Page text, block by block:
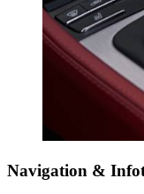
Navigation &